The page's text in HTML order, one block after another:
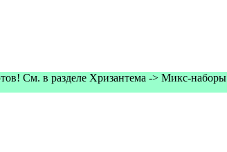
См. в разделе Хризантема -> Микс-наборы